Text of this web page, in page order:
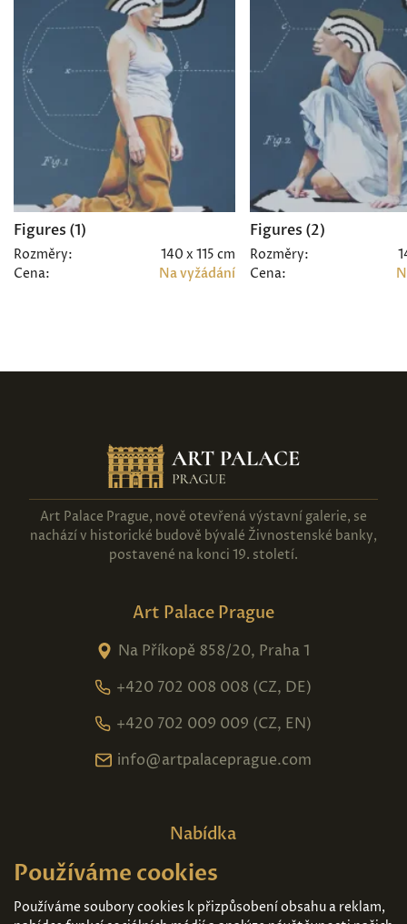
Figures (1)
Rozměry:
140 x 115 cm
Cena:
Na vyžádání
Figures (2)
Rozměry:
Cena:
Art Palace Prague, nově otevřená výstavní galerie, se
nachází v historické budově bývalé Živnostenské banky,
postavené na konci 19. století.
Art Palace Prague
Na Příkopě 858/20, Praha 1
+420 702 008 008 (CZ, DE)
+420 702 009 009 (CZ, EN)
info@artpalaceprague.com
Nabídka
Domů
Expozice
Kontakt
Používáme cookies
Používáme soubory cookies k přizpůsobení obsahu a reklam,